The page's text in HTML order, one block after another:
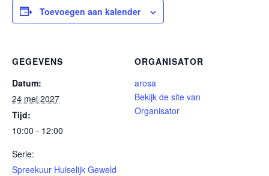
Toevoegen aan kalender
GEGEVENS
Datum:
24 mei 2027
Tijd:
10:00 - 12:00
Serie:
Spreekuur Huiselijk Geweld
ORGANISATOR
arosa
Bekijk de site van
Organisator